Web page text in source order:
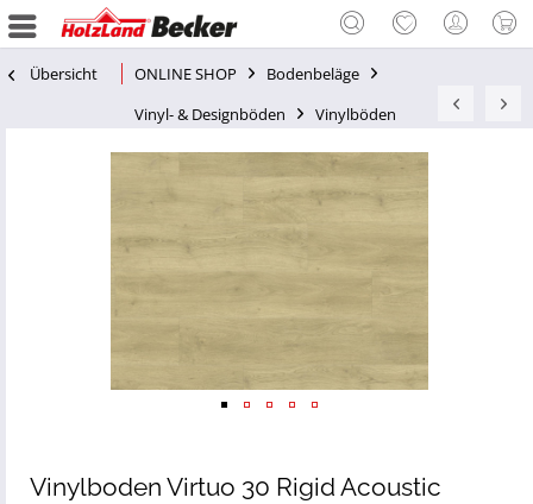
Übersicht ONLINE SHOP
Bodenbeläge
Vinyl- & Designböden
Vinylböden
Vinylboden Virtuo 30 Rigid Acoustic